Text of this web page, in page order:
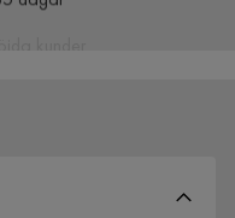
kunder